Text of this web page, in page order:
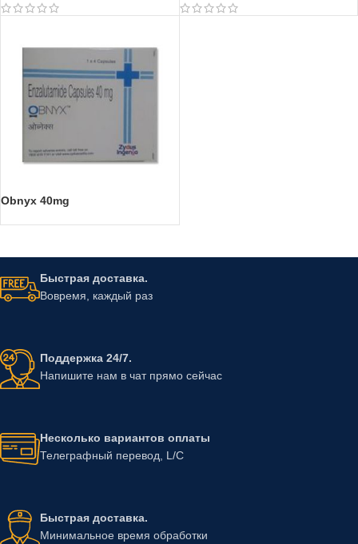
Obnyx 40mg
Быстрая доставка.
Вовремя, каждый раз
Поддержка 24/7.
Напишите нам в чат прямо сейчас
Несколько вариантов оплаты
Телеграфный перевод, L/C
Быстрая доставка.
Минимальное время обработки